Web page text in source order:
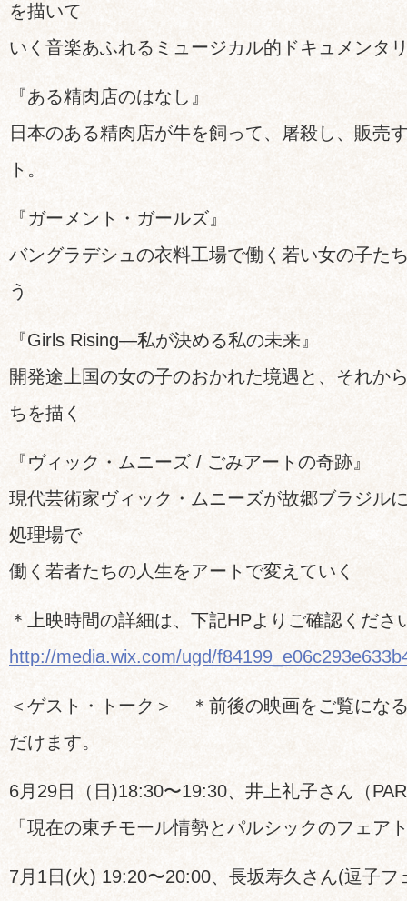
を描いて
いく音楽あふれるミュージカル的ドキュメンタ
『ある精肉店のはなし』
日本のある精肉店が牛を飼って、屠殺し、販売
ト。
『ガーメント・ガールズ』
バングラデシュの衣料工場で働く若い女の子た
う
『Girls Rising—私が決める私の未来』
開発途上国の女の子のおかれた境遇と、それか
ちを描く
『ヴィック・ムニーズ / ごみアートの奇跡』
現代芸術家ヴィック・ムニーズが故郷ブラジル
処理場で
働く若者たちの人生をアートで変えていく
＊上映時間の詳細は、下記HPよりご確認くださ
http://media.wix.com/ugd/
＜ゲスト・トーク＞ ＊前後の映画をご覧にな
だけます。
6月29日（日)18:30〜19:30、井上礼子さん（
「現在の東チモール情勢とパルシックのフェア
7月1日(火) 19:20〜20:00、長坂寿久さん(逗子フ